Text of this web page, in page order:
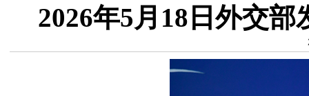
2026年5月18日外交